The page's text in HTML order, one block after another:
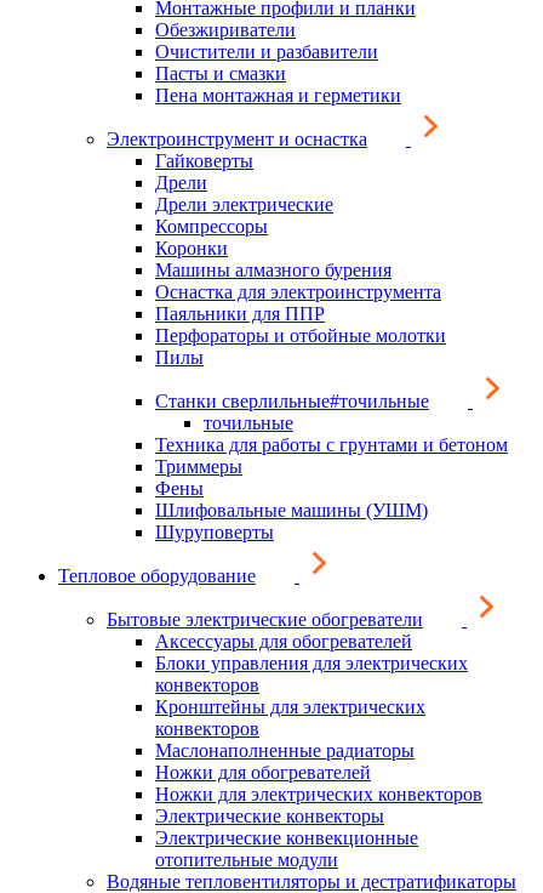
Монтажные профили и планки
Обезжириватели
Очистители и разбавители
Пасты и смазки
Пена монтажная и герметики
Электроинструмент и оснастка
Гайковерты
Дрели
Дрели электрические
Компрессоры
Коронки
Машины алмазного бурения
Оснастка для электроинструмента
Паяльники для ППР
Перфораторы и отбойные молотки
Пилы
Станки сверлильные#точильные
точильные
Техника для работы с грунтами и бетоном
Триммеры
Фены
Шлифовальные машины (УШМ)
Шуруповерты
Тепловое оборудование
Бытовые электрические обогреватели
Аксессуары для обогревателей
Блоки управления для электрических
конвекторов
Кронштейны для электрических
конвекторов
Маслонаполненные радиаторы
Ножки для обогревателей
Ножки для электрических конвекторов
Электрические конвекторы
Электрические конвекционные
отопительные модули
Водяные тепловентиляторы и дестратификаторы